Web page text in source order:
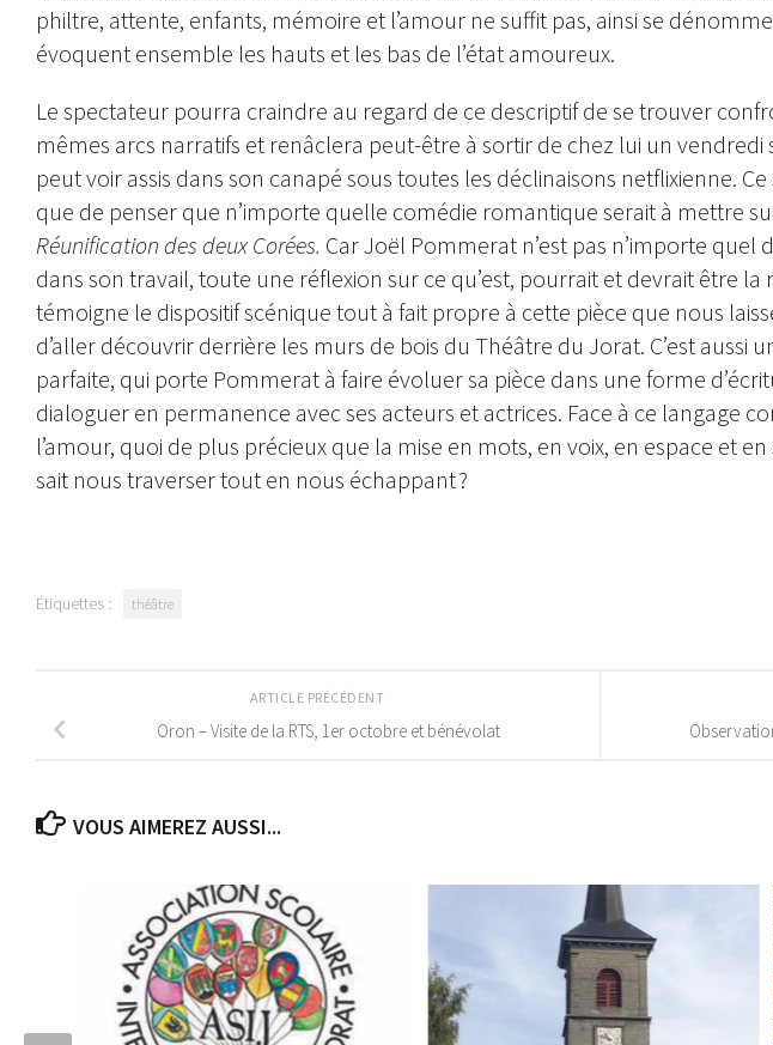
philtre, attente, enfants, mémoire et l’amour ne suffit pas, ainsi se
évoquent ensemble les hauts et les bas de l’état amoureux.
Le spectateur pourra craindre au regard de ce descriptif de se trouver
mêmes arcs narratifs et renâclera peut-être à sortir de chez lui un vendredi
peut voir assis dans son canapé sous toutes les déclinaisons netflixienne.
que de penser que n’importe quelle comédie romantique serait à mettre
Réunification des deux Corées. Car Joël Pommerat n’est pas n’importe quel
dans son travail, toute une réflexion sur ce qu’est, pourrait et devrait être
témoigne le dispositif scénique tout à fait propre à cette pièce que nous
d’aller découvrir derrière les murs de bois du Théâtre du Jorat. C’est aussi
parfaite, qui porte Pommerat à faire évoluer sa pièce dans une forme
dialoguer en permanence avec ses acteurs et actrices. Face à ce langage
l’amour, quoi de plus précieux que la mise en mots, en voix, en espace et
sait nous traverser tout en nous échappant ?
Étiquettes : théâtre
ARTICLE PRÉCÉDENT
Oron – Visite de la RTS, 1er octobre et bénévolat
VOUS AIMEREZ AUSSI...